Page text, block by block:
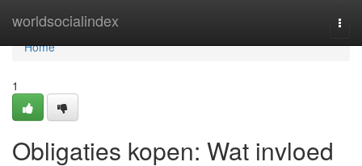
worldsocialindex
Home
Home
1
Obligaties kopen: Wat invloed